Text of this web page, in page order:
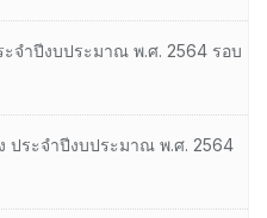
จำปีงบประมาณ พ.ศ. 2564 รอบ
ประจำปีงบประมาณ พ.ศ. 2564